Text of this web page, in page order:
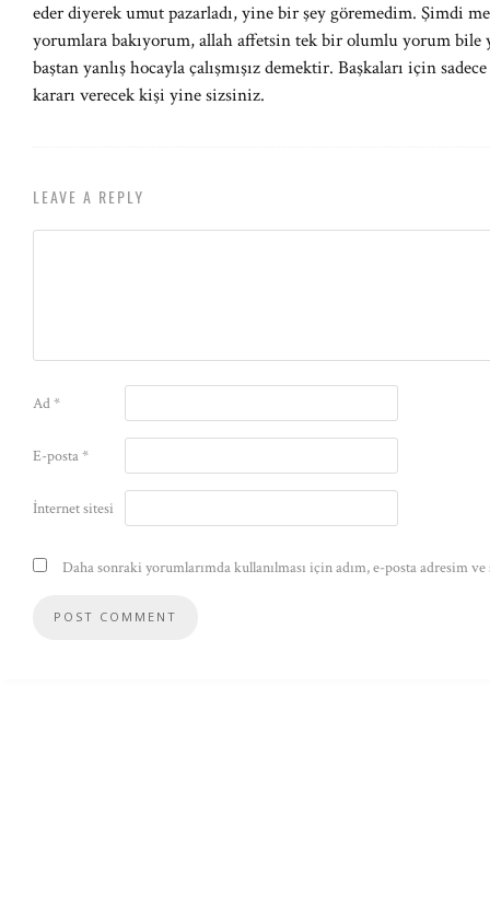
eder diyerek umut pazarladı, yine bir şey göremedim. Şimdi
yorumlara bakıyorum, allah affetsin tek bir olumlu yorum bile
baştan yanlış hocayla çalışmışız demektir. Başkaları için
kararı verecek kişi yine sizsiniz.
LEAVE A REPLY
Ad*
E-posta*
İnternet sitesi
Daha sonraki yorumlarımda kullanılması için adım, e-posta adresim